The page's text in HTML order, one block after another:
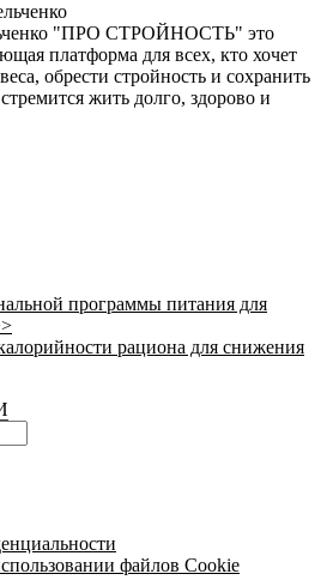
"ПРО СТРОЙНОСТЬ" это
платформа для всех, кто хочет
обрести стройность и сохранить
жить долго, здорово и
программы питания для
рациона для снижения
файлов Cookie